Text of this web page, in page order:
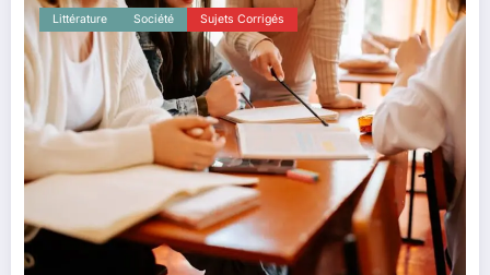
Littérature Société Sujets Corrigés